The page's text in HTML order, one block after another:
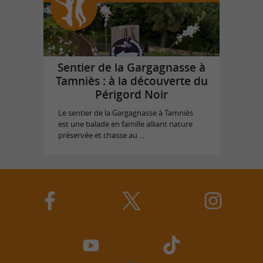
Sentier de la Gargagnasse à
Tamniès : à la découverte du
Périgord Noir
Le sentier de la Gargagnasse à Tamniès
est une balade en famille alliant nature
préservée et chasse au ...